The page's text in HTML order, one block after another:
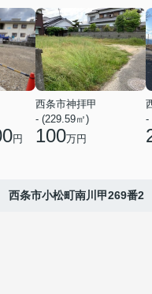
円
西条市神拝甲
- (229.59㎡)
100万円
-
西条市小松町南川甲269番2